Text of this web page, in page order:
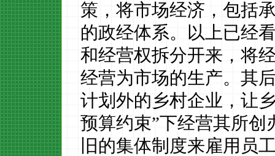
策，将市场经济，包括
的政经体系。以上已经
和经营权拆分开来，将
经营为市场的生产。其
计划外的乡村企业，让
预算约束”下经营其所
旧的集体制度来雇用员